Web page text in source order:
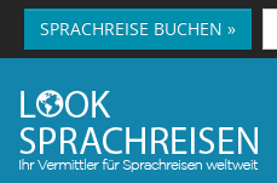
SPRACHREISE BUCHEN »